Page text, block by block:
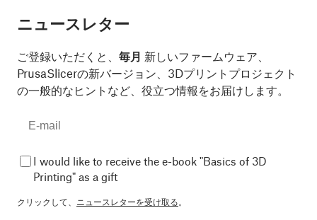
ニュースレター
ご登録いただくと、 毎月 新しいファームウェア、
PrusaSlicerの新バージョン、3Dプリントプロジェクト
の一般的なヒントなど、役立つ情報をお届けします。
I would like to receive the e-book "Basics of 3D
Printing" as a gift
クリックして、 ニュースレターを受け取る。